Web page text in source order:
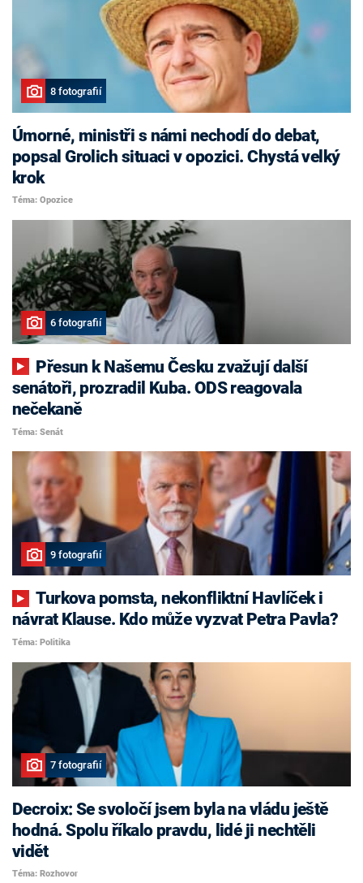
8 fotografií
Úmorné, ministři s námi nechodí do debat,
popsal Grolich situaci v opozici. Chystá velký
krok
Téma: Opozice
6 fotografií
senátoři, prozradil Kuba. ODS reagovala
nečekaně
Téma: Senát
9 fotografií
Turkova pomsta, nekonfliktní Havlíček i
návrat Klause. Kdo může vyzvat Petra Pavla?
Téma: Politika
7 fotografií
Decroix: Se svoločí jsem byla na vládu ještě
hodná. Spolu říkalo pravdu, lidé ji nechtěli
vidět
Téma: Rozhovor